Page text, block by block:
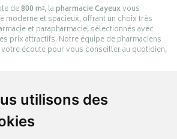
utilisons des
de800 m², lapharmacie Cayeuxvous
moderne et spacieux, offrant un choix très
et parapharmacie, sélectionnés avec
prix attractifs. Notre équipe de pharmaciens
écoute pour vous conseiller au quotidien,
sur-Mer – Rang-du-Fliers.
vos achats en ligne parmi des milliers de